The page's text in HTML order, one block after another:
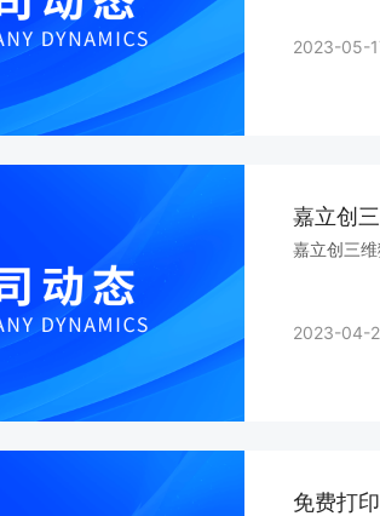
2023-05-
嘉立创
嘉立创三
2023-04-
免费打